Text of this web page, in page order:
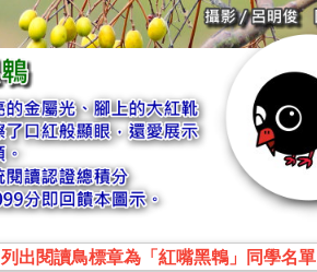
列出閱讀鳥標章為「紅嘴黑鵯」同學名單